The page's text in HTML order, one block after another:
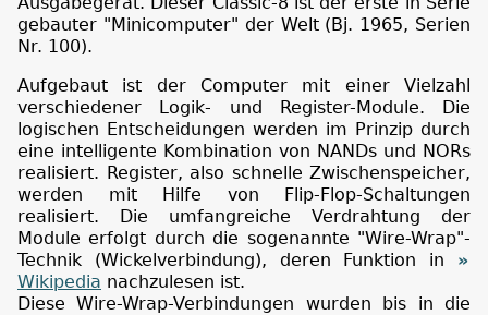
gebauter "Minicomputer" der Welt (Bj. 1965, Serien
Nr. 100).
Aufgebaut ist der Computer mit einer Vielzahl
verschiedener Logik- und Register-Module. Die
logischen Entscheidungen werden im Prinzip durch
eine intelligente Kombination von NANDs und NORs
realisiert. Register, also schnelle Zwischenspeicher,
werden mit Hilfe von Flip-Flop-Schaltungen
realisiert. Die umfangreiche Verdrahtung der
Module erfolgt durch die sogenannte "Wire-Wrap"-
Technik (Wickelverbindung), deren Funktion in
Wikipedia nachzulesen ist.
Diese Wire-Wrap-Verbindungen wurden bis in die